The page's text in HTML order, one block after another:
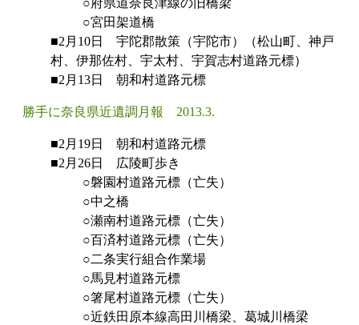
○府県道奈良津線の旧橋梁
○宮田架道橋
■2月10日 宇陀郡散策（宇陀市）（松山町、神戸
村、伊那佐村、宇太村、宇賀志村道路元標）
■2月13日 朝和村道路元標
勝手に奈良県近遺調月報 2013.3.
■2月19日 朝和村道路元標
■2月26日 広陵町歩き
○磐園村道路元標（亡失）
○中之橋
○瀬南村道路元標（亡失）
○百済村道路元標（亡失）
○二条実行組合作業場
○馬見村道路元標
○箸尾村道路元標（亡失）
○近鉄田原本線高田川橋梁、葛城川橋梁